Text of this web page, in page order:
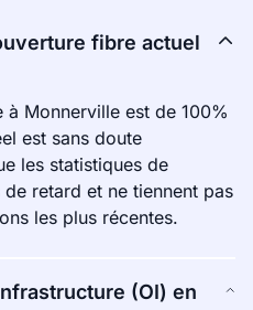
fibre actuel
Monnerville est de 100%
est sans doute
les statistiques de
de retard et ne tiennent pas
les plus récentes.
(OI) en